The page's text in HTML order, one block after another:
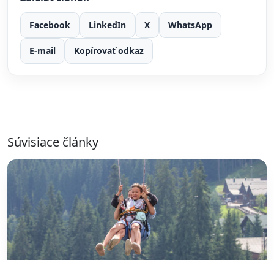
Facebook LinkedIn X WhatsApp
E-mail Kopírovať odkaz
Súvisiace články